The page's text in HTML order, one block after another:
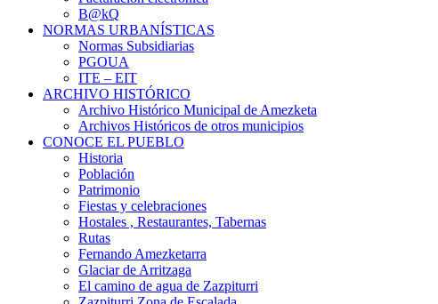
B@kQ
NORMAS URBANÍSTICAS
Normas Subsidiarias
PGOUA
ITE – EIT
ARCHIVO HISTÓRICO
Archivo Histórico Municipal de Amezketa
Archivos Históricos de otros municipios
CONOCE EL PUEBLO
Historia
Población
Patrimonio
Fiestas y celebraciones
Hostales , Restaurantes, Tabernas
Rutas
Fernando Amezketarra
Glaciar de Arritzaga
El camino de agua de Zazpiturri